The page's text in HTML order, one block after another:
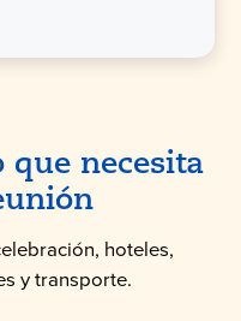
que necesita
hoteles,
y transporte.